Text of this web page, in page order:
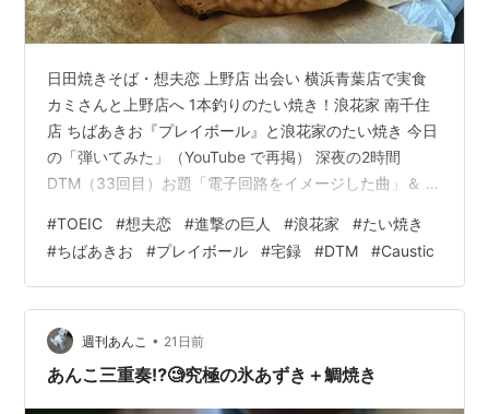
日田焼きそば・想夫恋 上野店 出会い 横浜青葉店で実食
カミさんと上野店へ 1本釣りのたい焼き！浪花家 南千住
店 ちばあきお『プレイボール』と浪花家のたい焼き 今日
の「弾いてみた」（YouTube で再掲） 深夜の2時間
DTM（33回目）お題「電子回路をイメージした曲」＆ 1
DTM（34回目）お題「シャンパンで乾杯のシーン」＆ 1
週間DTM（21回目）お題①「ICE RAIN」お題②「ドラ
イブ：海沿いの公道」 たいぶ前のネタを練り直して放出
します。 日田焼きそば・想夫恋 上野店 これまでも書い
ていますが、私は元々「九州旅行が趣味」と言うくら…
#TOEIC #想夫恋 #進撃の巨人 #浪花家 #たい焼き
#ちばあきお #プレイボール #宅録 #DTM #Caustic
週刊あんこ • 21日前
あんこ三重奏⁉️🧐究極の氷あずき＋鯛焼き